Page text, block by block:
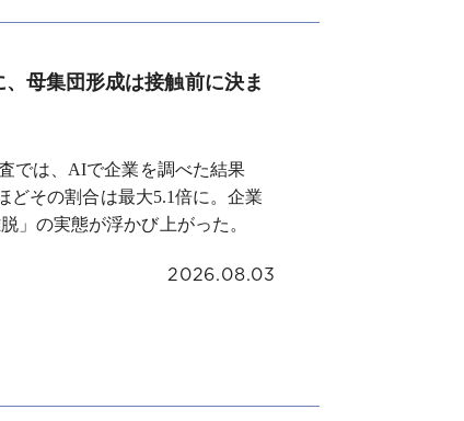
母集団形成は接触前に決ま
では、AIで企業を調べた結果
どその割合は最大5.1倍に。企業
」の実態が浮かび上がった。
2026.08.03